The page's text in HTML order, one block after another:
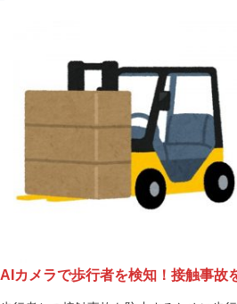
AIカメラで歩行者を検知！接触事故